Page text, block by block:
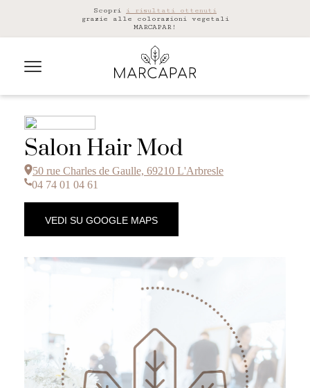
Scopri i risultati ottenuti
grazie alle colorazioni vegetali
MARCAPAR!
Salon Hair Mod
50 rue Charles de Gaulle, 69210 L'Arbresle
04 74 01 04 61
VEDI SU GOOGLE MAPS